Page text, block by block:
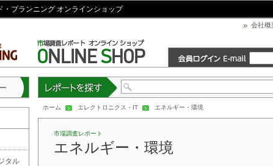
プランニング オンラインショップ
会社概
ホーム エレクトロニクス・IT エネルギー・環境
市場調査レポート
エネルギー・環境
タル